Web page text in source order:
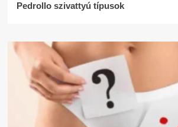
Pedrollo szivattyú típusok